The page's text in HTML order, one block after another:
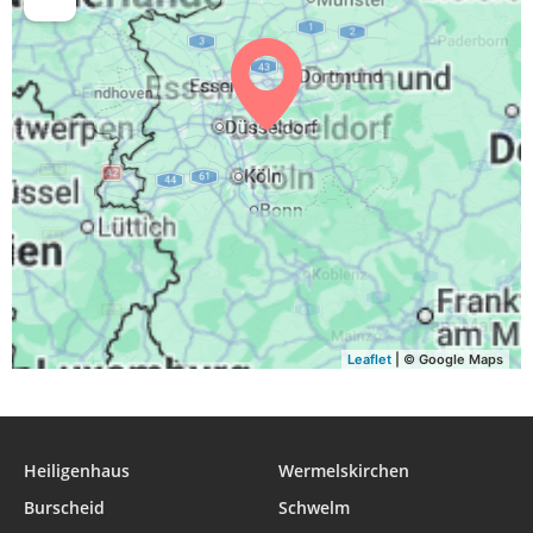
29, Sa 04:33 06:40 13:32 17:19 20:24 22:22
30, So 04:35 06:41 13:32 17:17 20:22 22:19
31, Mo 04:38 06:43 13:32 17:16 20:20 22:16
Leaflet | © Google Maps
Heiligenhaus
Wermelskirchen
Burscheid
Schwelm